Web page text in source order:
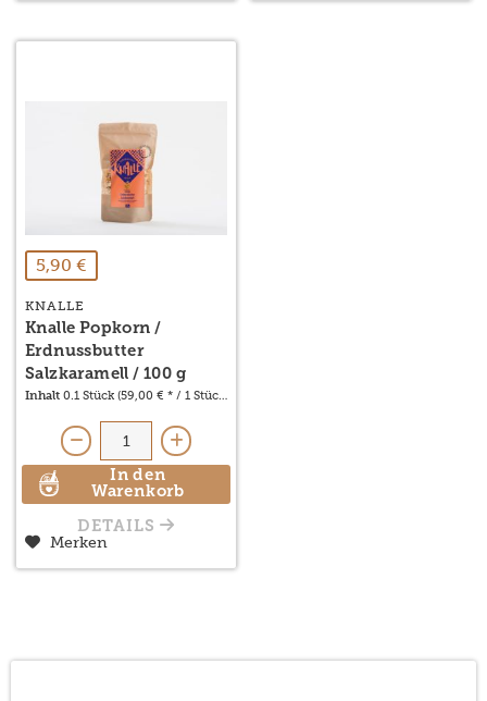
5,90 €
KNALLE
Knalle Popkorn /
Erdnussbutter
Salzkaramell / 100 g
Inhalt 0.1 Stück (59,00 € * / 1 Stück)
In den
Warenkorb
DETAILS
Merken